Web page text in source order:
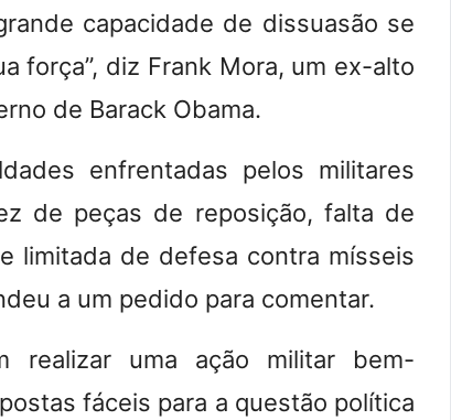
capacidade de dissuasão se
força”, diz Frank Mora, um ex-alto
de Barack Obama.
enfrentadas pelos militares
de peças de reposição, falta de
limitada de defesa contra mísseis
a um pedido para comentar.
realizar uma ação militar bem-
fáceis para a questão política